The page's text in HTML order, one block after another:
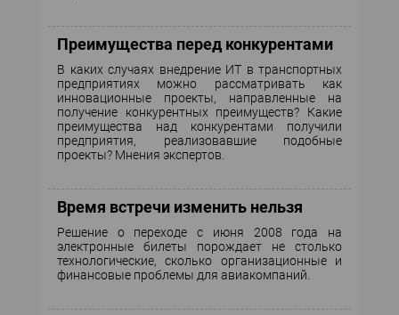
Преимущества перед конкурентами
В каких случаях внедрение ИТ в транспортных
предприятиях можно рассматривать как
инновационные проекты, направленные на
получение конкурентных преимуществ? Какие
преимущества над конкурентами получили
предприятия, реализовавшие подобные
проекты? Мнения экспертов.
Время встречи изменить нельзя
Решение о переходе c июня 2008 года на
электронные билеты порождает не столько
технологические, сколько организационные и
финансовые проблемы для авиакомпаний.